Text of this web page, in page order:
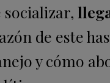
socializar,
de este
y cómo